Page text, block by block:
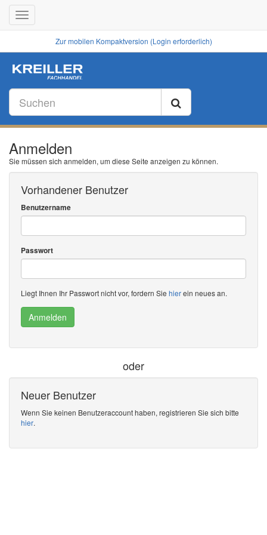
Zur mobilen Kompaktversion (Login erforderlich)
Toggle
navigation
Anmelden
Sie müssen sich anmelden, um diese Seite anzeigen zu können.
Vorhandener Benutzer
Benutzername
Passwort
Liegt Ihnen Ihr Passwort nicht vor, fordern Sie hierein neues an.
Anmelden
oder
Neuer Benutzer
Wenn Sie keinen Benutzeraccount haben, registrieren Sie sich bitte
hier.